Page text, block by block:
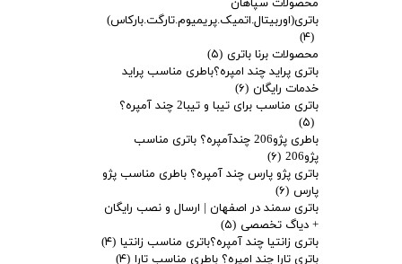
محصولات سپاهان
باتری(اوربیتال.اتمیک.پریمیوم.تارگت.بارکاس)
(۴)
محصولات برنا باتری (۵)
باتری پراید چند امپره؟باطری مناسب پراید
خدمات رایگان (۶)
باتری مناسب برای تیبا و تیبا2 چند آمپره؟
(۵)
باطری پژو206 چندآمپره؟ باتری مناسب
پژو206
(۶)
باتری پژو پارس چند آمپره؟ باطری مناسب پژو
پارس (۶)
باتری سمند در اصفهان | ارسال و نصب رایگان
+ دیاگ تخصصی (۵)
باتری زانتیا چند آمپره؟باتری مناسب زانتیا (۴)
باتری تارا چند امپره؟ باطری مناسب تارا (۴)